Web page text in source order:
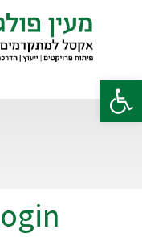
פתח סרגל נגישות